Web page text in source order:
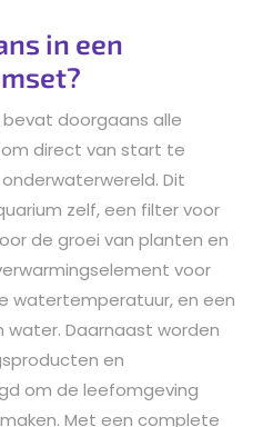
in een
doorgaans alle
direct van start te
Dit
zelf, een filter voor
de groei van planten en
voor
watertemperatuur, en een
Daarnaast worden
en
om de leefomgeving
Met een complete